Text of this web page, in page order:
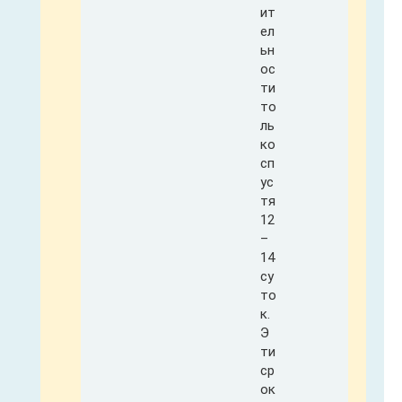
ит
ел
ьн
ос
ти
то
ль
ко
сп
ус
тя
12
–
14
су
то
к.
Э
ти
ср
ок